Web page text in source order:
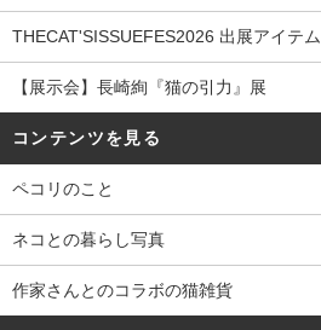
THECAT'SISSUEFES2026 出展アイテム
【展示会】長崎絢『猫の引力』展
コンテンツを見る
ペコリのこと
ネコとの暮らし写真
作家さんとのコラボの猫雑貨